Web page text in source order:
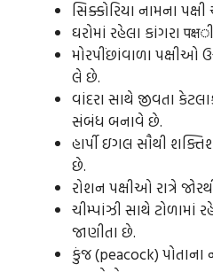
સિક્કોરિયા નામના
ઘરોમાં રહેલા કાંગરા
મોરપીંછાંવાળા
લે છે.
વાંદરા સાથે જીવતા
સંબંધ બનાવે છે.
હાર્પી ઇગલ સૌથી
છે.
રોશન પક્ષીઓ રાત્રે
ચીમ્પાંઝી સાથે ટોળામાં
જાણીતા છે.
કુંજ (peacock)